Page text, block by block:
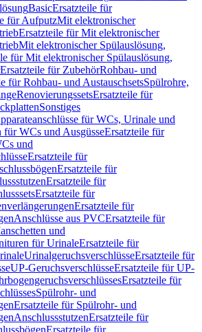
BasicErsatzteile für
für AufputzMit elektronischer
Ersatzteile für Mit elektronischer
Mit elektronischer Spülauslösung,
für Mit elektronischer Spülauslösung,
Ersatzteile für ZubehörRohbau- und
für Rohbau- und AustauschsetsSpülrohre,
RenovierungssetsErsatzteile für
Sonstiges
für WCs, Urinale und
WCs und AusgüsseErsatzteile für
und
Ersatzteile für
Ersatzteile für
Ersatzteile für
Ersatzteile für
Ersatzteile für
Anschlüsse aus PVCErsatzteile für
und
für UrinaleErsatzteile für
UrinalgeruchsverschlüsseErsatzteile für
UP-GeruchsverschlüsseErsatzteile für UP-
Ersatzteile für
Spülrohr- und
Ersatzteile für Spülrohr- und
AnschlussstutzenErsatzteile für
Ersatzteile für